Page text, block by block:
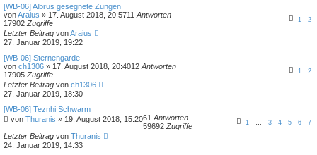
[WB-06] Albrus gesegnete Zungen
vonAraius » 17. August 2018, 20:57
1 2
11 Antworten
17902 Zugriffe
Letzter Beitrag vonAraius
27. Januar 2019, 19:22
[WB-06] Sternengarde
von ch1306 » 17. August 2018, 20:40
1 2
12 Antworten
17905 Zugriffe
Letzter Beitrag von ch1306
27. Januar 2019, 18:30
[WB-06] Teznhi Schwarm
von Thuranis » 19. August 2018, 15:20 1 3 4 5 6 7
61 Antworten
59692 Zugriffe
Letzter Beitrag von Thuranis
24. Januar 2019, 14:33